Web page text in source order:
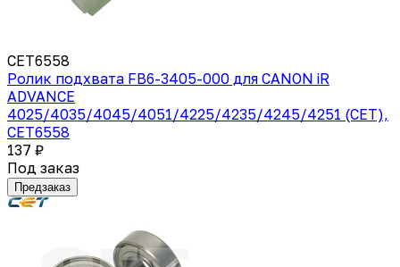
CET6558
Ролик подхвата FB6-3405-000 для CANON iR
ADVANCE
4025/4035/4045/4051/4225/4235/4245/4251 (CET),
CET6558
137 ₽
Под заказ
Предзаказ